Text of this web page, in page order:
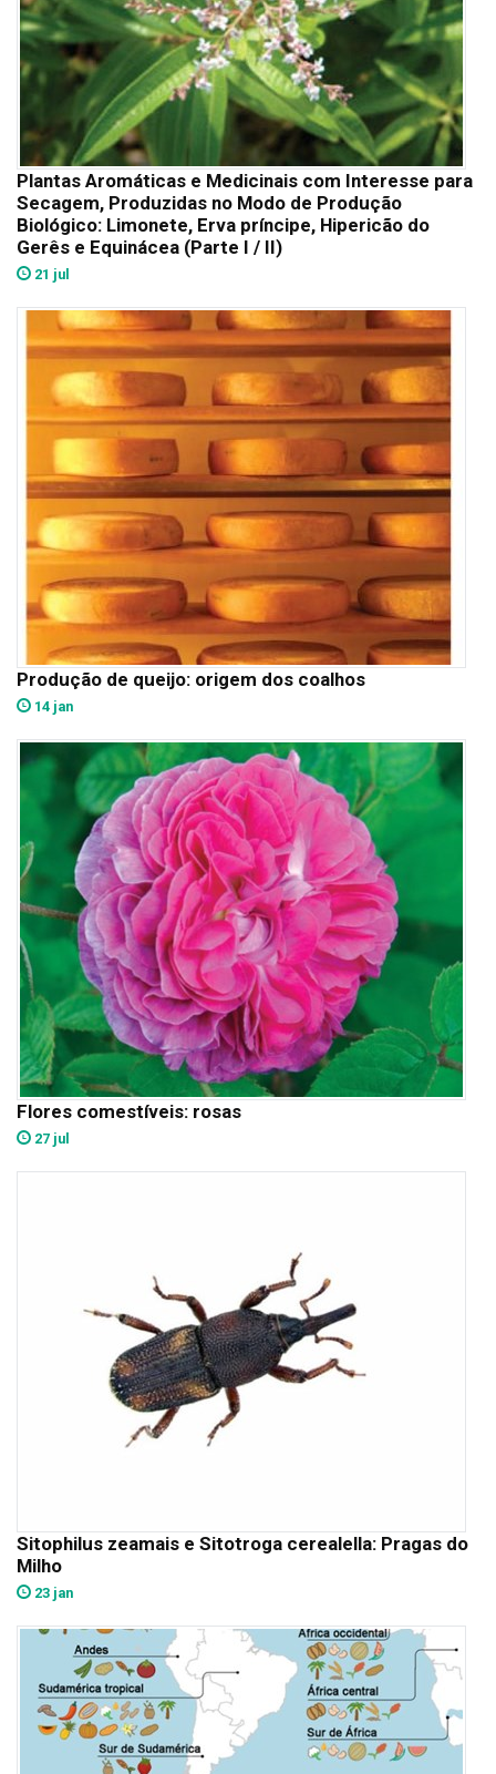
Plantas Aromáticas e Medicinais com Interesse para
Secagem, Produzidas no Modo de Produção
Biológico: Limonete, Erva príncipe, Hipericão do
Gerês e Equinácea (Parte I / II)
21 jul
Produção de queijo: origem dos coalhos
14 jan
Flores comestíveis: rosas
27 jul
Sitophilus zeamais e Sitotroga cerealella: Pragas do
Milho
23 jan